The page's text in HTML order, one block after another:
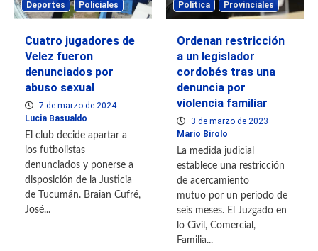
Deportes Policiales
Cuatro jugadores de
Velez fueron
denunciados por
abuso sexual
7 de marzo de 2024
Lucia Basualdo
El club decide apartar a
los futbolistas
denunciados y ponerse a
disposición de la Justicia
de Tucumán. Braian Cufré,
José...
Política Provinciales
Ordenan restricción
a un legislador
cordobés tras una
denuncia por
violencia familiar
3 de marzo de 2023
Mario Birolo
La medida judicial
establece una restricción
de acercamiento
mutuo por un período de
seis meses. El Juzgado en
lo Civil, Comercial,
Familia...